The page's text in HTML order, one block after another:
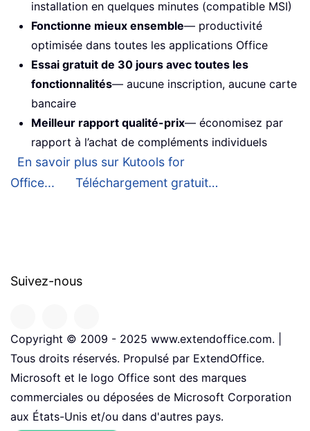
installation en quelques minutes (compatible MSI)
Fonctionne mieux ensemble— productivité
optimisée dans toutes les applications Office
Essai gratuit de 30 jours avec toutes les
fonctionnalités— aucune inscription, aucune carte
bancaire
Meilleur rapport qualité-prix— économisez par
rapport à l’achat de compléments individuels
En savoir plus sur Kutools for
Office...
Téléchargement gratuit…
Suivez-nous
Copyright © 2009 - 2025 www.extendoffice.com. |
Tous droits réservés. Propulsé par ExtendOffice.
Microsoft et le logo Office sont des marques
commerciales ou déposées de Microsoft Corporation
aux États-Unis et/ou dans d'autres pays.